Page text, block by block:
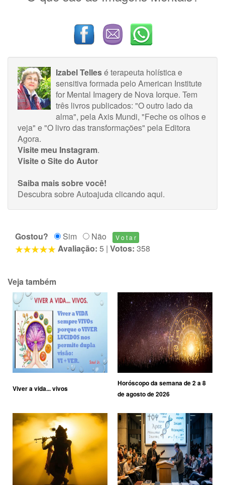
Izabel Tellesé terapeuta holística e
sensitiva formada pelo American Institute
for Mental Imagery de Nova Iorque. Tem
três livros publicados: "O outro lado da
alma", pela Axis Mundi, "Feche os olhos e
veja" e "O livro das transformações" pela Editora
Agora.
Visite meu Instagram.
Visite o Site do Autor
Saiba mais sobre você!
Descubra sobre Autoajudaclicando aqui.
Gostou? Sim
Não
Avaliação: 5 | Votos: 358
Veja também
Viver a vida... vivos
Horóscopo da semana de 2 a 8
de agosto de 2026